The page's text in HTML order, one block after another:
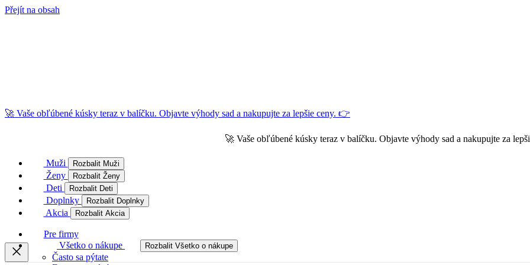
Přejít na obsah
🚀 Vaše obľúbené kúsky teraz v balíčku. Objavte výhody sad a nakupujte za lepšie ceny. 👉
🚀 Vaše obľúbené kúsky teraz v balíčku. Objavte výhody sad a nakupujte za
Muži Rozbalit Muži
Ženy Rozbalit Ženy
Deti Rozbalit Deti
Doplnky Rozbalit Doplnky
Akcia Rozbalit Akcia
Pre firmy
Všetko o nákupe
Rozbalit Všetko o nákupe
Často sa pýtate